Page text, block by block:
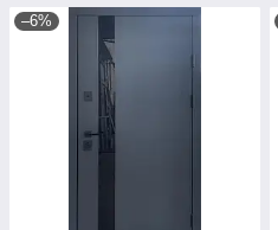
–6%